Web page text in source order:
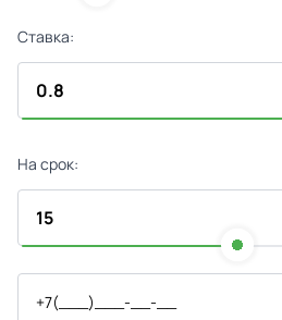
Ставка:
На срок: